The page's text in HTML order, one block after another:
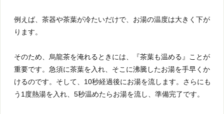
例えば、茶器や茶葉が冷たいだけで、お湯の温度は大きく下が
ります。
そのため、烏龍茶を淹れるときには、『茶葉も温める』ことが
重要です。急須に茶葉を入れ、そこに沸騰したお湯を手早くか
けるのです。そして、10秒経過後にお湯を流します。さらにも
う1度熱湯を入れ、5秒温めたらお湯を流し、準備完了です。